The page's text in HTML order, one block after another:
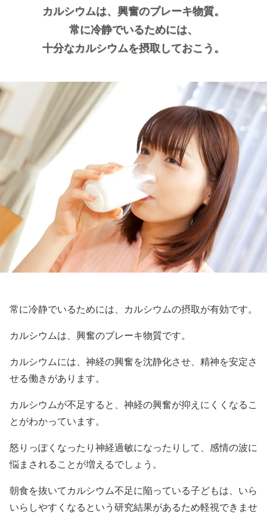
カルシウムは、 興奮のブレーキ物質。
常に冷静でいるためには、
十分なカルシウムを摂取しておこう。
常に冷静でいるためには、カルシウムの摂取が有効です。
カルシウムは、興奮のブレーキ物質です。
カルシウムには、神経の興奮を沈静化させ、精神を安定さ
せる働きがあります。
カルシウムが不足すると、神経の興奮が抑えにくくなるこ
とがわかっています。
怒りっぽくなったり神経過敏になったりして、感情の波に
悩まされることが増えるでしょう。
朝食を抜いてカルシウム不足に陥っている子どもは、いら
いらしやすくなるという研究結果があるため軽視できませ